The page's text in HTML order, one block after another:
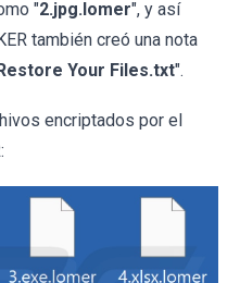
"2.jpg.lomer", y así
también creó una nota
Your Files.txt".
encriptados por el